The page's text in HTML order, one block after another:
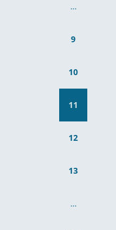
…
9
10
11
12
13
…